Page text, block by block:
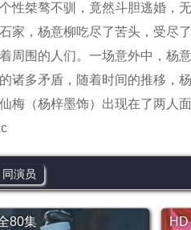
性桀骜不驯，竟然斗胆逃婚，
家，杨意柳吃尽了苦头，受尽
周围的人们。一场意外中，杨
诸多矛盾，随着时间的推移，
梅（杨梓墨饰）出现在了两人
同演员
80集 HD